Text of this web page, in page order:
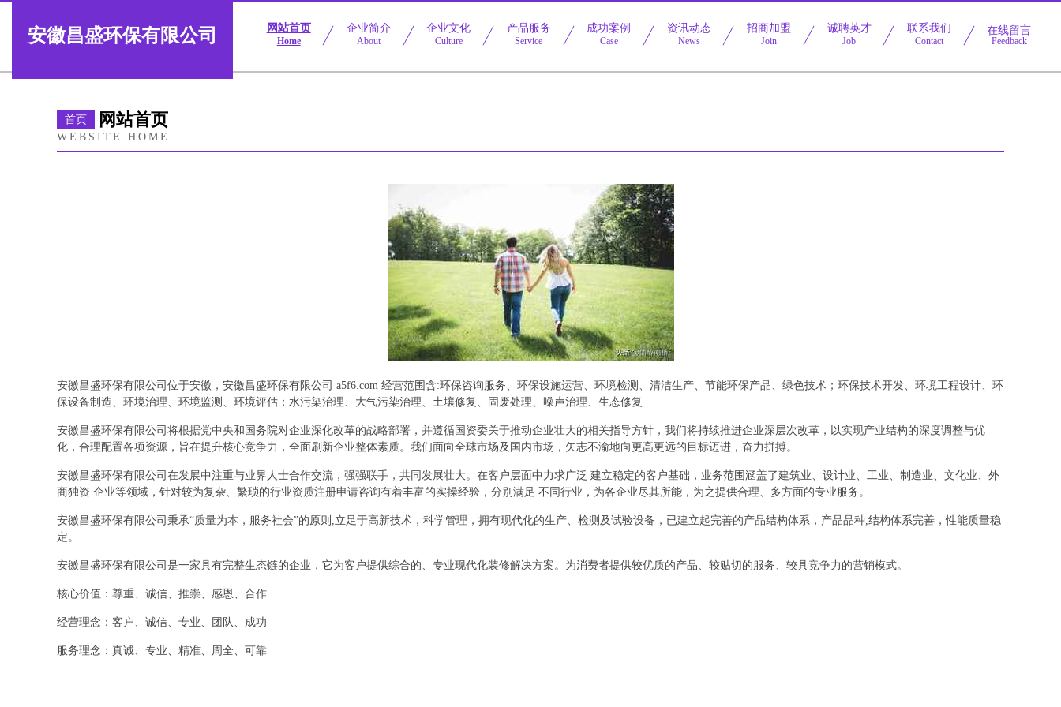
安徽昌盛环保有限公司 网站首页
Home
企业简介
About
企业文化
Culture
产品服务
Service
成功案例
Case
资讯动态
News
招商加盟
Join
诚聘英才
Job
联系我们
Contact
在线留言
Feedback
首页 网站首页
WEBSITE HOME
安徽昌盛环保有限公司位于安徽，安徽昌盛环保有限公司 a5f6.com 经营范围含:环保咨询服务、环保设施运营、环境检测、清洁生产、节能环保产品、绿色技术；环保技术开发、环境工程设计、环
保设备制造、环境治理、环境监测、环境评估；水污染治理、大气污染治理、土壤修复、固废处理、噪声治理、生态修复
安徽昌盛环保有限公司将根据党中央和国务院对企业深化改革的战略部署，并遵循国资委关于推动企业壮大的相关指导方针，我们将持续推进企业深层次改革，以实现产业结构的深度调整与优
化，合理配置各项资源，旨在提升核心竞争力，全面刷新企业整体素质。我们面向全球市场及国内市场，矢志不渝地向更高更远的目标迈进，奋力拼搏。
安徽昌盛环保有限公司在发展中注重与业界人士合作交流，强强联手，共同发展壮大。在客户层面中力求广泛 建立稳定的客户基础，业务范围涵盖了建筑业、设计业、工业、制造业、文化业、外
商独资 企业等领域，针对较为复杂、繁琐的行业资质注册申请咨询有着丰富的实操经验，分别满足 不同行业，为各企业尽其所能，为之提供合理、多方面的专业服务。
安徽昌盛环保有限公司秉承“质量为本，服务社会”的原则,立足于高新技术，科学管理，拥有现代化的生产、检测及试验设备，已建立起完善的产品结构体系，产品品种,结构体系完善，性能质量稳
定。
安徽昌盛环保有限公司是一家具有完整生态链的企业，它为客户提供综合的、专业现代化装修解决方案。为消费者提供较优质的产品、较贴切的服务、较具竞争力的营销模式。
核心价值：尊重、诚信、推崇、感恩、合作
经营理念：客户、诚信、专业、团队、成功
服务理念：真诚、专业、精准、周全、可靠